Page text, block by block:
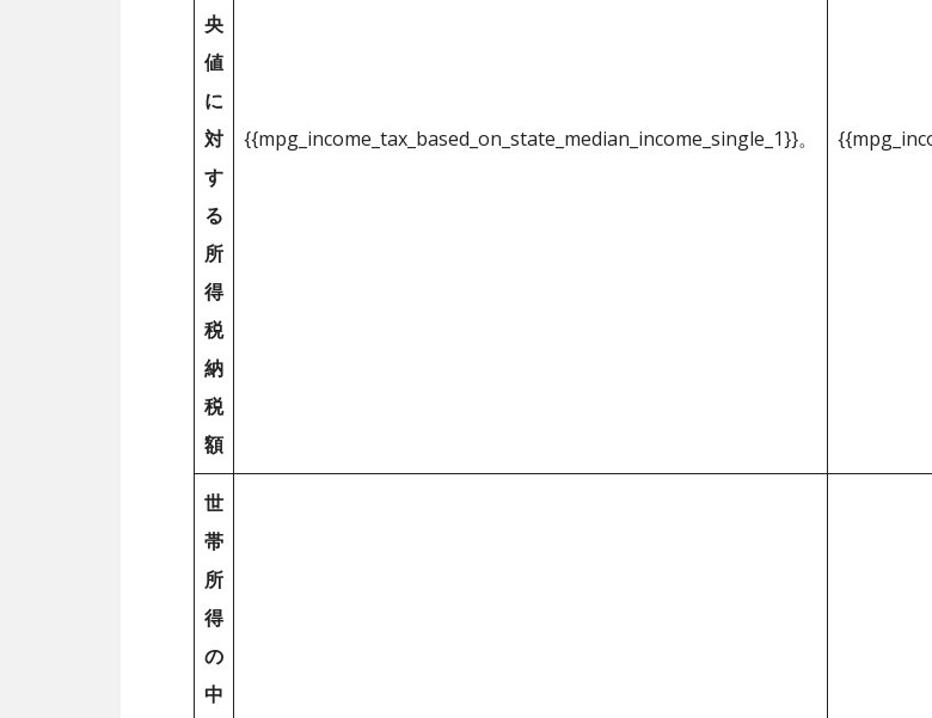
央
値
に
対
す
る
所
得
税
納
税
額
{{mpg_income_tax_based_on_state_median_income_single_1}}。
世
帯
所
得
の
中